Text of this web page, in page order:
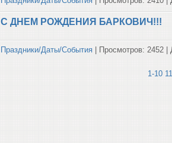
С ДНЕМ РОЖДЕНИЯ БАРКОВИЧ!!!
Праздники/Даты/События | Просмотров: 2452 |
1-10